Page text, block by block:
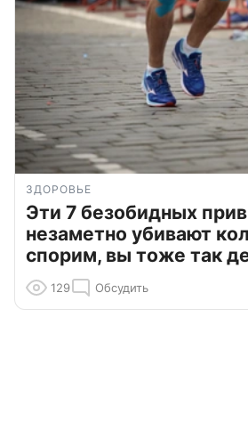
ЗДОРОВЬЕ
Эти 7 безобидных
незаметно убивают
спорим, вы тоже так
129 Обсудить